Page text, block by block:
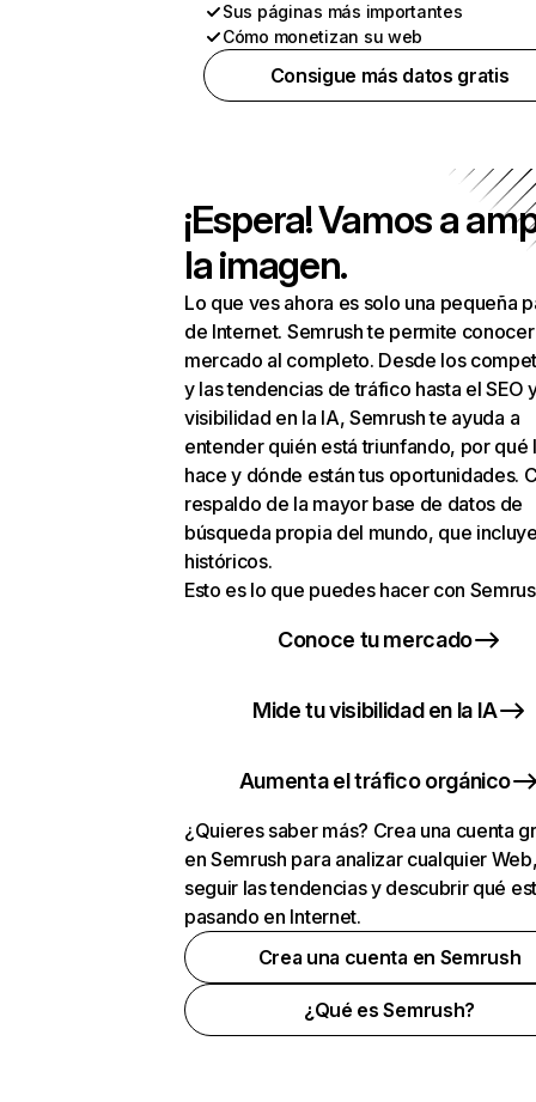
Sus páginas más importantes
Cómo monetizan su web
Consigue más datos gratis
¡Espera! Vamos a
la imagen.
Lo que ves ahora es solo una pequeña
de Internet. Semrush te permite
mercado al completo. Desde los
y las tendencias de tráfico hasta el SEO
visibilidad en la IA, Semrush te ayuda a
entender quién está triunfando, por qué
hace y dónde están tus oportunidades.
respaldo de la mayor base de datos de
búsqueda propia del mundo, que
históricos.
Esto es lo que puedes hacer con
Conoce tu mercado
Mide tu visibilidad en la IA
Aumenta el tráfico orgánico
¿Quieres saber más? Crea una cuenta
en Semrush para analizar cualquier
seguir las tendencias y descubrir qué
pasando en Internet.
Crea una cuenta en Semrush
¿Qué es Semrush?